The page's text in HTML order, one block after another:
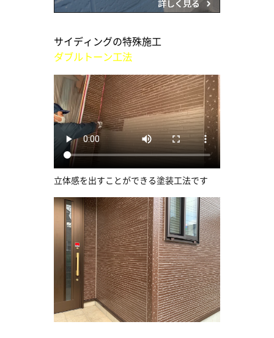
サイディングの特殊施工
ダブルトーン工法
立体感を出すことができる塗装工法です